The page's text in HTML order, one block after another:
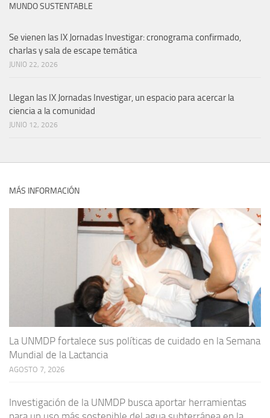
MUNDO SUSTENTABLE
Se vienen las IX Jornadas Investigar: cronograma confirmado,
charlas y sala de escape temática
JUNIO 22, 2026
Llegan las IX Jornadas Investigar, un espacio para acercar la
ciencia a la comunidad
JUNIO 12, 2026
MÁS INFORMACIÓN
La UNMDP fortalece sus políticas de cuidado en la Semana
Mundial de la Lactancia
AGOSTO 7, 2026
Investigación de la UNMDP busca aportar herramientas